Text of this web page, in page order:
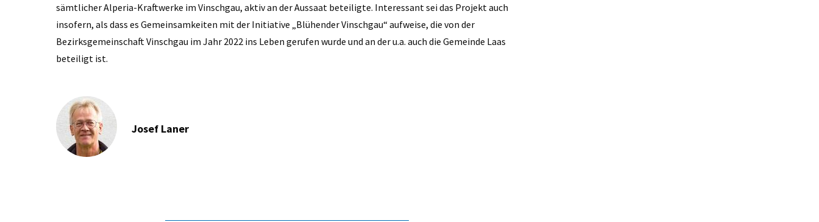
sämtlicher Alperia-Kraftwerke im Vinschgau, aktiv an der Aussaat beteiligte. Interessant sei das Projekt auch
insofern, als dass es Gemeinsamkeiten mit der Initiative „Blühender Vinschgau“ aufweise, die von der
Bezirksgemeinschaft Vinschgau im Jahr 2022 ins Leben gerufen wurde und an der u.a. auch die Gemeinde Laas
beteiligt ist.
Josef Laner